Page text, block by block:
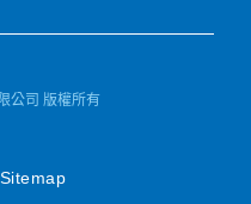
公司 版權所有
Sitemap